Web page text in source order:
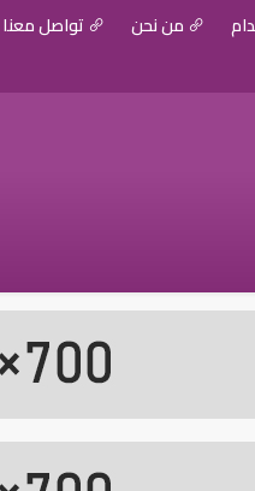
من نحن تواصل معنا